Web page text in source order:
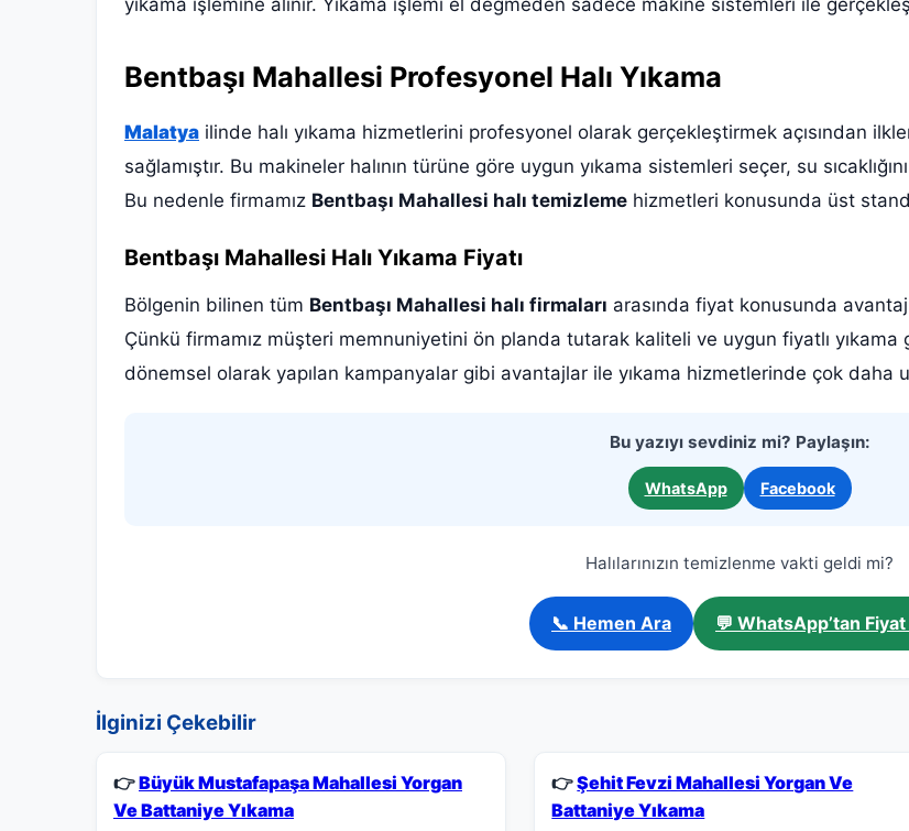
yıkama işlemine alınır. Yıkama işlemi el değmeden sadece makine sistemleri ile
Bentbaşı Mahallesi Profesyonel Halı Yıkama
Malatya ilinde halı yıkama hizmetlerini profesyonel olarak gerçekleştirmek açısından
sağlamıştır. Bu makineler halının türüne göre uygun yıkama sistemleri seçer, su
Bu nedenle firmamız Bentbaşı Mahallesi halı temizleme hizmetleri konusunda üst
Bentbaşı Mahallesi Halı Yıkama Fiyatı
Bölgenin bilinen tüm Bentbaşı Mahallesi halı firmaları arasında fiyat konusunda
Çünkü firmamız müşteri memnuniyetini ön planda tutarak kaliteli ve uygun fiyatlı
dönemsel olarak yapılan kampanyalar gibi avantajlar ile yıkama hizmetlerinde çok daha
Bu yazıyı sevdiniz mi? Paylaşın:
WhatsApp Facebook
Halılarınızın temizlenme vakti geldi mi?
📞 Hemen Ara 💬 WhatsApp’tan
İlginizi Çekebilir
👉Büyük Mustafapaşa Mahallesi Yorgan
Ve Battaniye Yıkama
👉Şehit Fevzi Mahallesi Yorgan Ve
Battaniye Yıkama